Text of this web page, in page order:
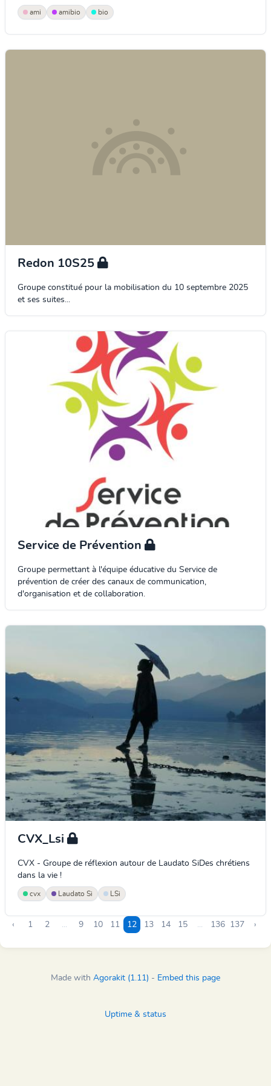
ami amibio bio
Redon 10S25
Groupe constitué pour la mobilisation du 10 septembre 2025
et ses suites...
Service de Prévention
Groupe permettant à l'équipe éducative du Service de
prévention de créer des canaux de communication,
d'organisation et de collaboration.
CVX_Lsi
CVX - Groupe de réflexion autour de Laudato SiDes chrétiens
dans la vie !
cvx Laudato Si LSi
‹ 1 2 ... 9 10 11 12 13 14 15 ... 136 137 ›
Made with Agorakit (1.11) - Embed this page
Uptime & status